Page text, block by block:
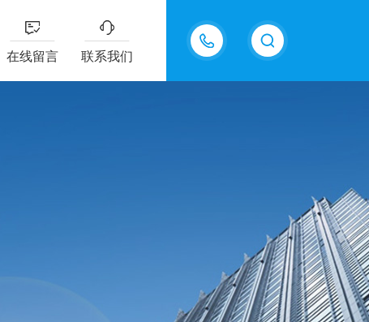
13687337808
在线留言 联系我们